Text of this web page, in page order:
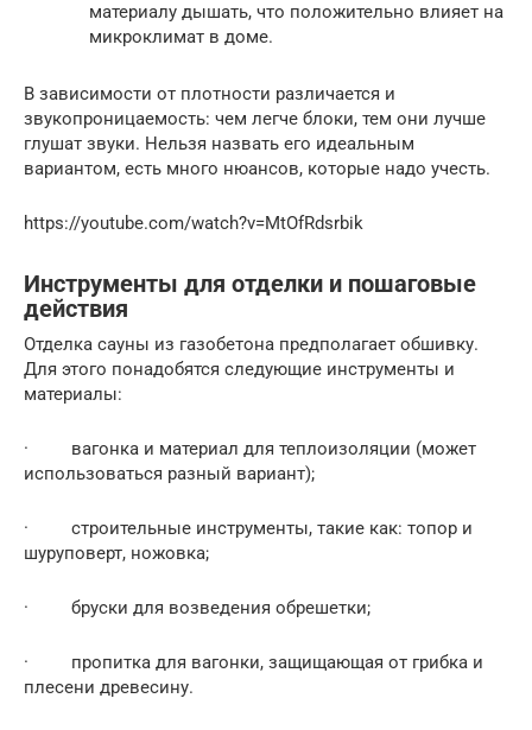
материалу дышать, что положительно влияет на
микроклимат в доме.
В зависимости от плотности различается и
звукопроницаемость: чем легче блоки, тем они лучше
глушат звуки. Нельзя назвать его идеальным
вариантом, есть много нюансов, которые надо учесть.
https://youtube.com/watch?v=MtOfRdsrbik
Инструменты для отделки и пошаговые
действия
Отделка сауны из газобетона предполагает обшивку.
Для этого понадобятся следующие инструменты и
материалы:
· вагонка и материал для теплоизоляции (может
использоваться разный вариант);
· строительные инструменты, такие как: топор и
шуруповерт, ножовка;
· бруски для возведения обрешетки;
· пропитка для вагонки, защищающая от грибка и
плесени древесину.